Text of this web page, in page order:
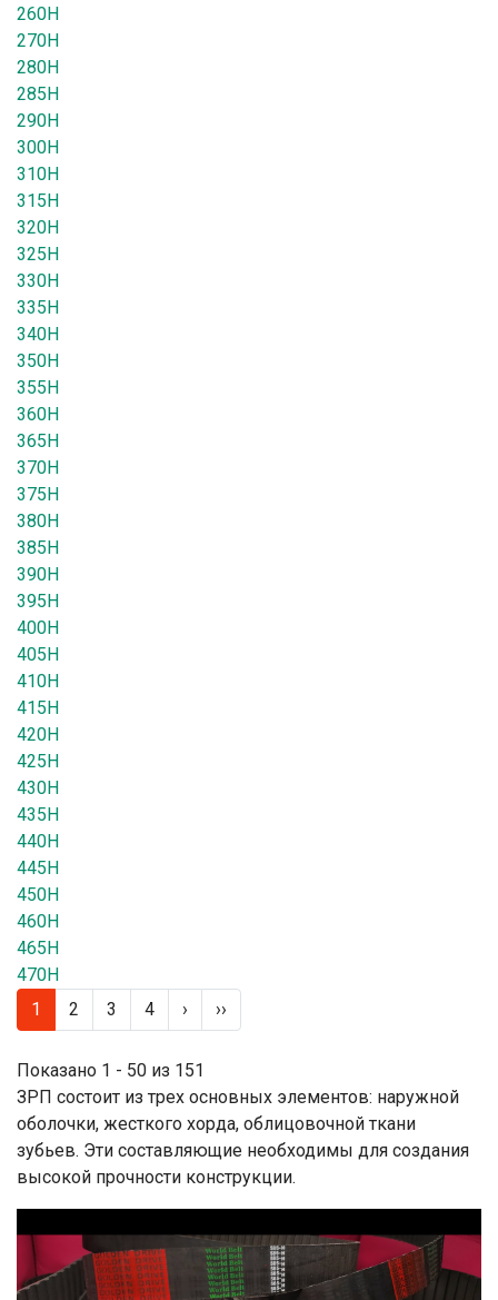
260H
270H
280H
285H
290H
300H
310H
315H
320H
325H
330H
335H
340H
350H
355H
360H
365H
370H
375H
380H
385H
390H
395H
400H
405H
410H
415H
420H
425H
430H
435H
440H
445H
450H
460H
465H
470H
1
2 3 4 › ››
Показано 1 - 50 из 151
ЗРП состоит из трех основных элементов: наружной
оболочки, жесткого хорда, облицовочной ткани
зубьев. Эти составляющие необходимы для создания
высокой прочности конструкции.